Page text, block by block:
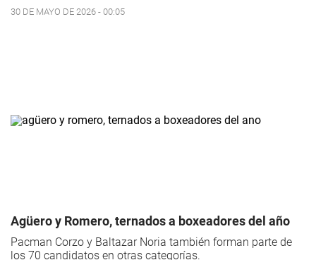
30 DE MAYO DE 2026 - 00:05
Agüero y Romero, ternados a boxeadores del año
Pacman Corzo y Baltazar Noria también forman parte de
los 70 candidatos en otras categorías.